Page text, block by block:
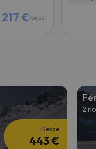
217 €/pess.
Desde
443 €
2